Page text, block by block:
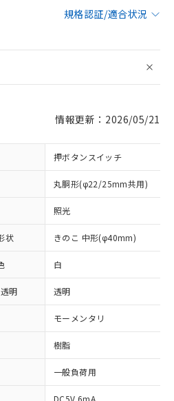
規格認証/適合状況
情報更新：2026/05/21
押ボタンスイッチ
丸胴形(φ22/25mm共用)
照光
状 きのこ 中形(φ40mm)
白
明 透明
モーメンタリ
樹脂
一般負荷用
DC5V 6mA